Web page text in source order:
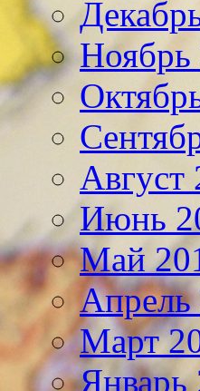
Ноябрь
Август
Июнь
Май
Апрель
Март
Январь